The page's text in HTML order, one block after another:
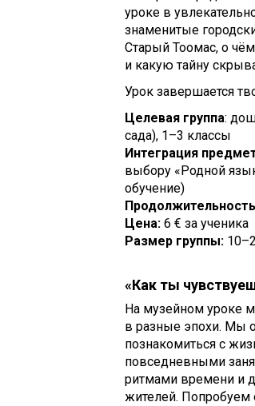
уроке в
знаменитые
Старый Тоомас, о
и какую тайну
Урок завершается
Целевая группа:
сада), 1–3 классы
Интеграция
выбору «Родной
обучение)
Цена: 6 € за ученика
Размер группы:
«Как ты
На музейном уроке
в разные эпохи. Мы
познакомиться с
повседневными
ритмами времени и
жителей. Попробуем